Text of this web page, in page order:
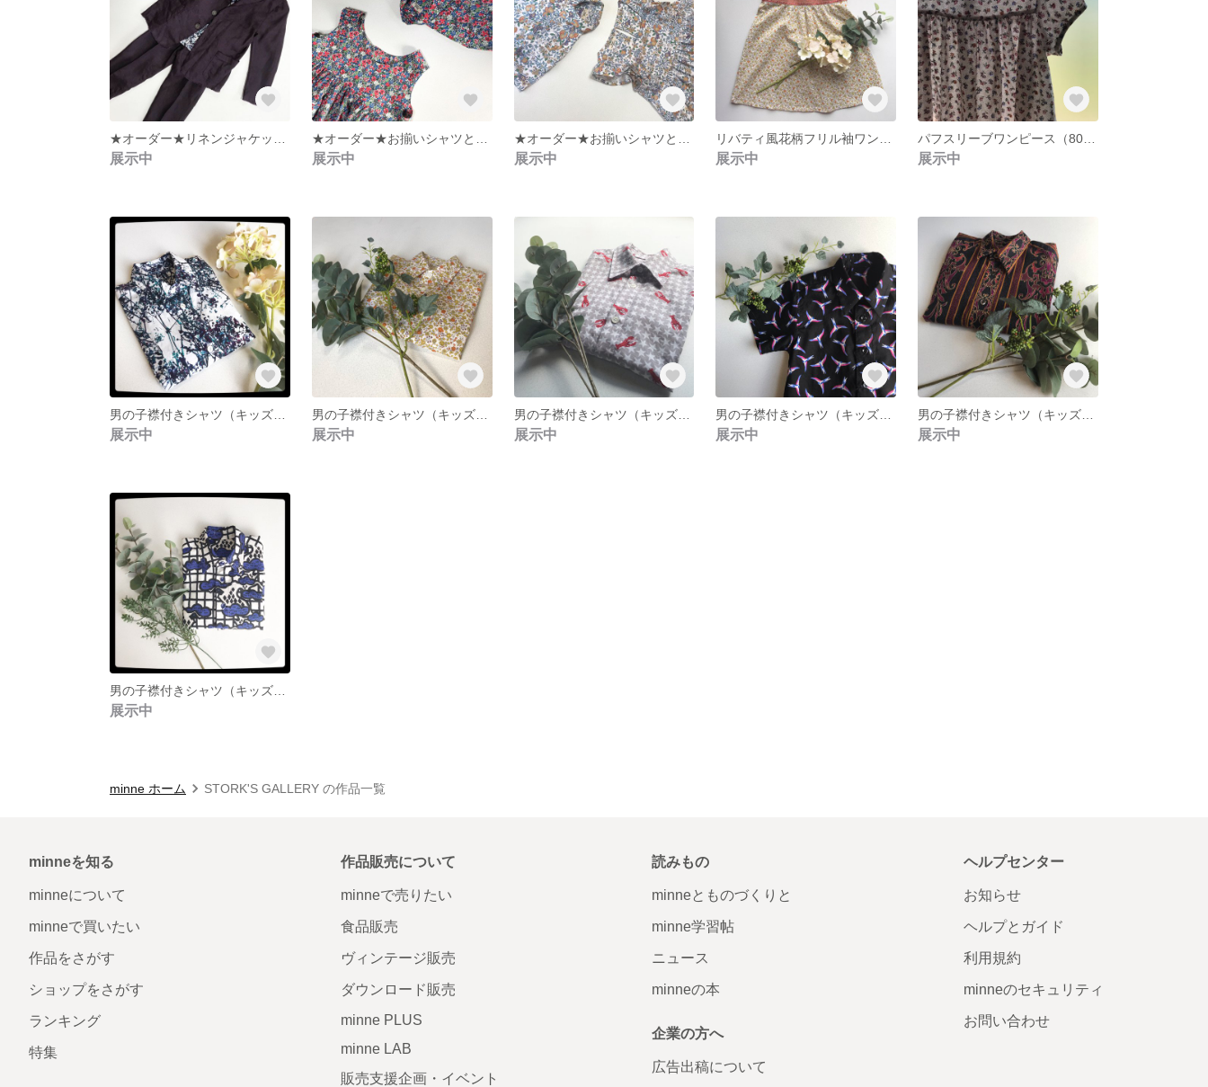
展示中 展示中 展示中 展示中 展示中
展示中
男の子襟付きシャツ（キッズ100）リバティー風花柄
展示中
男の子襟付きシャツ（キッズ110）ロブスター
展示中 展示中 展示中
展示中
minne ホーム STORK'S GALLERY の作品一覧
minneを知る
minneについて
minneで買いたい
作品をさがす
ショップをさがす
ランキング
特集
作品販売について
minneで売りたい
食品販売
ヴィンテージ販売
ダウンロード販売
minne PLUS
minne LAB
販売支援企画・イベント
読みもの
minneとものづくりと
minne学習帖
ニュース
minneの本
企業の方へ
広告出稿について
ヘルプセンター
お知らせ
ヘルプとガイド
利用規約
minneのセキュリティ
お問い合わせ